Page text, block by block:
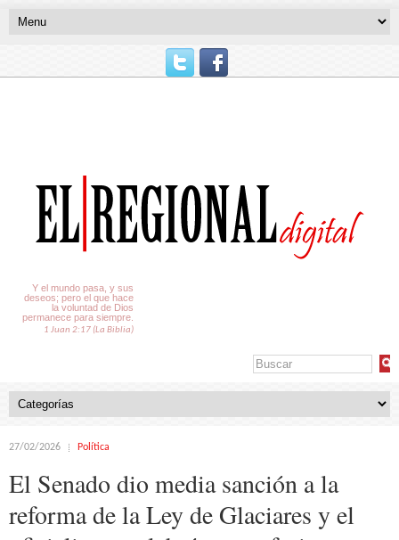
Y el mundo pasa, y sus
deseos; pero el que hace
la voluntad de Dios
permanece para siempre.
1 Juan 2:17 (La Biblia)
27/02/2026 Política
El Senado dio media sanción a la
reforma de la Ley de Glaciares y el